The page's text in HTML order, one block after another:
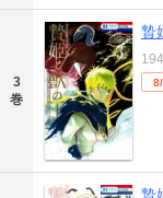
3
巻
贄